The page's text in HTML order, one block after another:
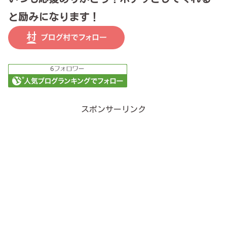
と励みになります！
スポンサーリンク